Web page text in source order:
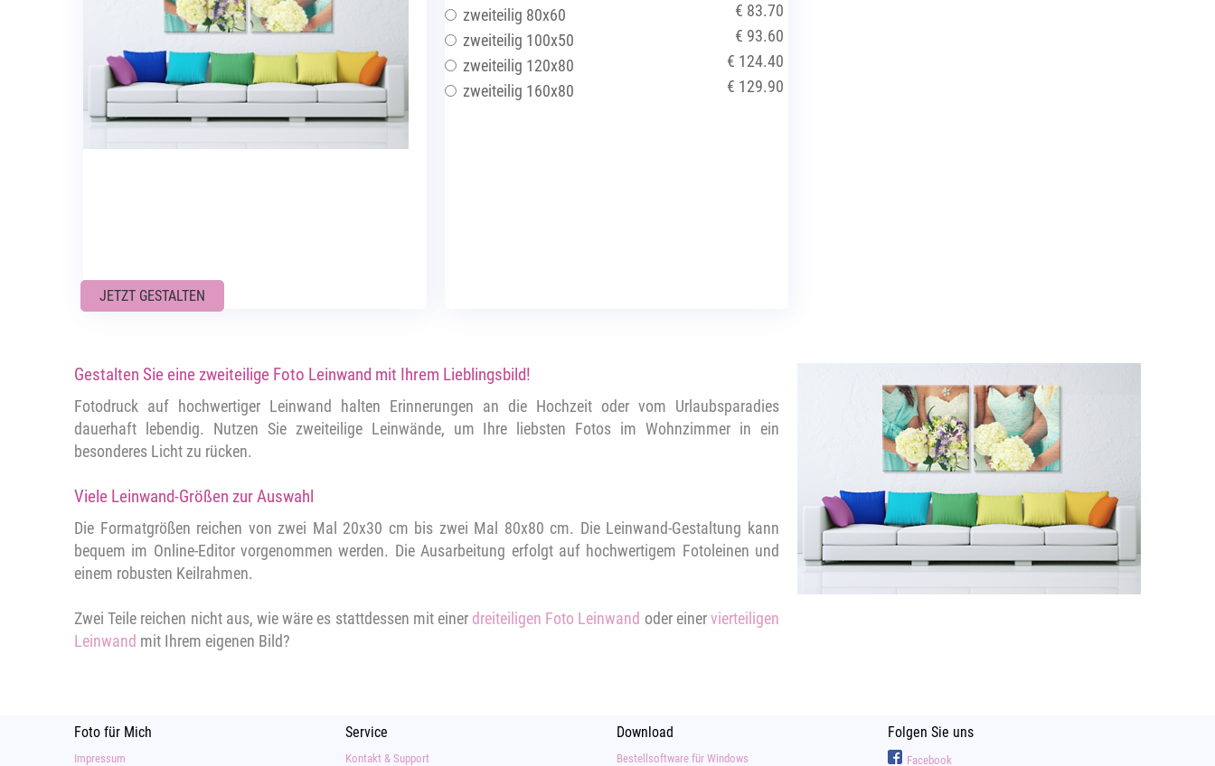
zweiteilig 80x60
€ 83.70
zweiteilig 100x50
€ 93.60
zweiteilig 120x80
€ 124.40
zweiteilig 160x80
€ 129.90
JETZT GESTALTEN
Gestalten Sie eine zweiteilige Foto Leinwand mit Ihrem Lieblingsbild!
Fotodruck auf hochwertiger Leinwand halten Erinnerungen an die Hochzeit oder vom Urlaubsparadies
dauerhaft lebendig. Nutzen Sie zweiteilige Leinwände, um Ihre liebsten Fotos im Wohnzimmer in ein
besonderes Licht zu rücken.
Viele Leinwand-Größen zur Auswahl
Die Formatgrößen reichen von zwei Mal 20x30 cm bis zwei Mal 80x80 cm. Die Leinwand-Gestaltung kann
bequem im Online-Editor vorgenommen werden. Die Ausarbeitung erfolgt auf hochwertigem Fotoleinen und
einem robusten Keilrahmen.
Zwei Teile reichen nicht aus, wie wäre es stattdessen mit einer dreiteiligen Foto Leinwand oder einervierteiligen
Leinwand mit Ihrem eigenen Bild?
Foto für Mich
Impressum
Service
Kontakt & Support
Download
Bestellsoftware für Windows
Folgen Sie uns
Facebook